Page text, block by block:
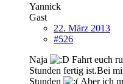
Yannick
Gast
22. März 2013
#526
Naja
Fahrt euch
Stunden fertig ist.Bei
Stunden
Aber ich